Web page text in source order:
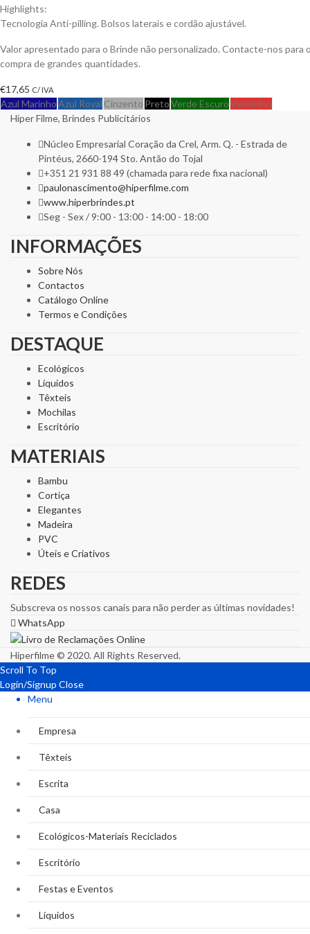
Highlights:
Tecnologia Anti-pilling. Bolsos laterais e cordão ajustável.
Valor apresentado para o Brinde não personalizado. Contacte-nos para
compra de grandes quantidades.
€17,65 C/ IVA
Azul MarinhoAzul Royal Cinzento PretoVerde EscuroVermelho
Hiper Filme, Brindes Publicitários
Núcleo Empresarial Coração da Crel, Arm. Q. - Estrada de
Pintéus, 2660-194 Sto. Antão do Tojal
+351 21 931 88 49 (chamada para rede fixa nacional)
paulonascimento@hiperfilme.com
www.hiperbrindes.pt
Seg - Sex / 9:00 - 13:00 - 14:00 - 18:00
INFORMAÇÕES
Sobre Nós
Contactos
Catálogo Online
Termos e Condições
DESTAQUE
Ecológicos
Líquidos
Têxteis
Mochilas
Escritório
MATERIAIS
Bambu
Cortiça
Elegantes
Madeira
PVC
Úteis e Criativos
REDES
Subscreva os nossos canais para não perder as últimas novidades!
WhatsApp
Hiperfilme © 2020. All Rights Reserved.
Scroll To Top
Login/Signup Close
Menu
Empresa
Têxteis
Escrita
Casa
Ecológicos-Materiais Reciclados
Escritório
Festas e Eventos
Líquidos